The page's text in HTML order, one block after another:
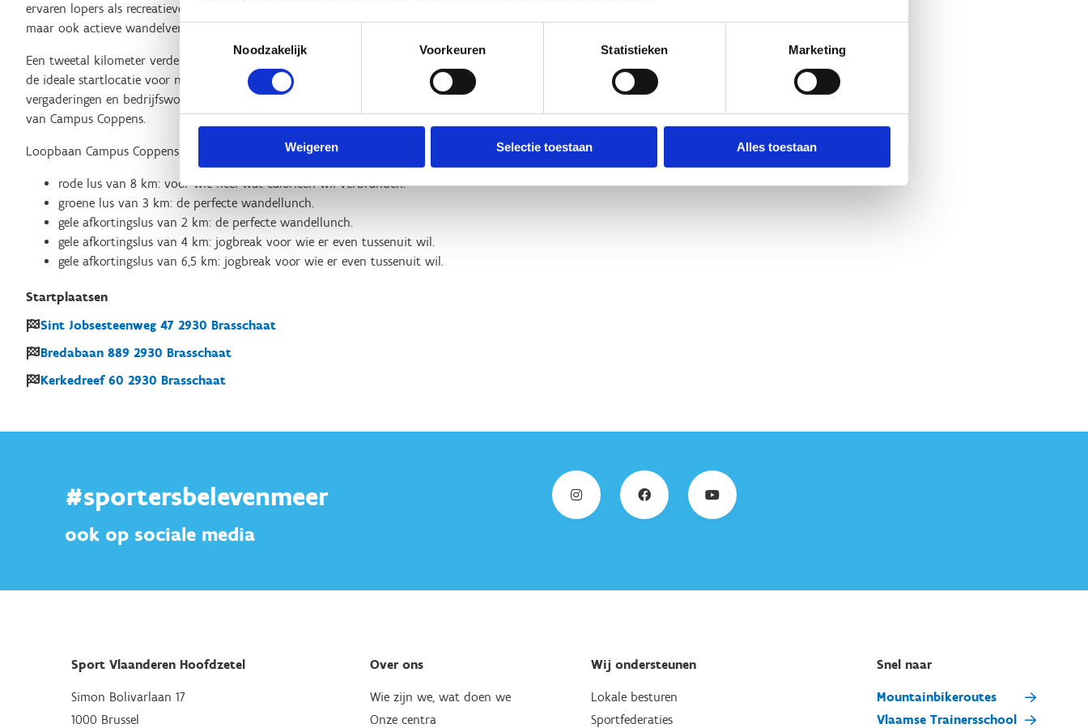
Toestemmingsselectie
Noodzakelijk
Voorkeuren Statistieken Marketing
Weigeren Selectie toestaan Alles toestaan
ervaren lopers als recreatieve wandelaars. We promoten zo niet alleen sportieve werkpauzes,
maar ook actieve wandelvergaderingen. “Voor ieder wat wils”.
Een tweetal kilometer verderop, bij Salons De Groene Jager, staat een tweede startbord. Het is
de ideale startlocatie voor nog een looplus van 3 kilometer. Hier worden immers vele
vergaderingen en bedrijfsworkshops georganiseerd. Onderweg kan je aansluiten op de lussen
van Campus Coppens.
Loopbaan Campus Coppens heeft 2 lussen en 3 afkortingslussen:
rode lus van 8 km: voor wie heel wat calorieën wil verbranden.
groene lus van 3 km: de perfecte wandellunch.
gele afkortingslus van 2 km: de perfecte wandellunch.
gele afkortingslus van 4 km: jogbreak voor wie er even tussenuit wil.
gele afkortingslus van 6,5 km: jogbreak voor wie er even tussenuit wil.
Startplaatsen
Sint Jobsesteenweg 47 2930 Brasschaat
Bredabaan 889 2930 Brasschaat
Kerkedreef 60 2930 Brasschaat
#sportersbelevenmeer
ook op sociale media
Sport Vlaanderen Hoofdzetel
Simon Bolivarlaan 17
1000 Brussel
Over ons
Wie zijn we, wat doen we
Onze centra
Wij ondersteunen
Lokale besturen
Sportfederaties
Snel naar
Mountainbikeroutes
Vlaamse Trainersschool